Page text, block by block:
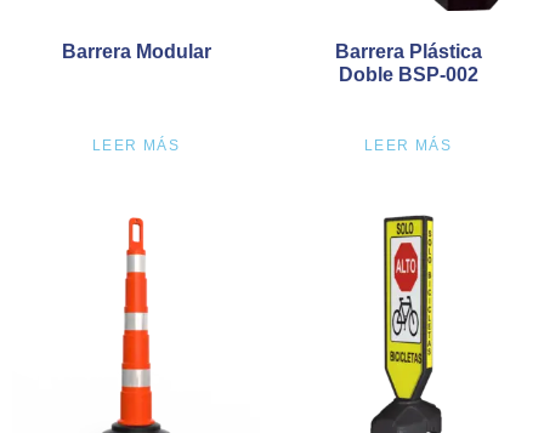
Barrera Modular
LEER MÁS
Barrera Plástica
Doble BSP-002
LEER MÁS